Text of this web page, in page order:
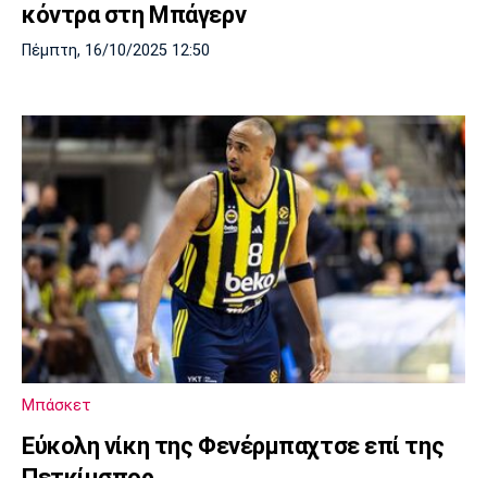
κόντρα στη Μπάγερν
Πέμπτη, 16/10/2025 12:50
Μπάσκετ
Εύκολη νίκη της Φενέρμπαχτσε επί της